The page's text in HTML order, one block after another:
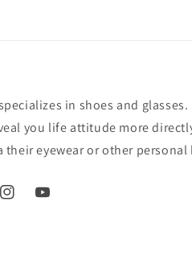
in shoes and
you life attitude more
their eyewear or other personal